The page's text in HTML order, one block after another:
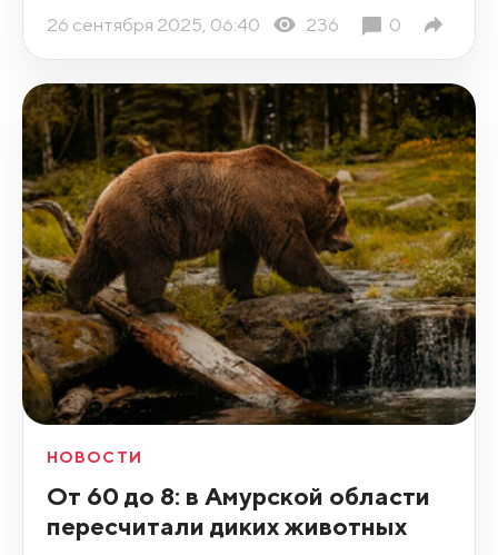
26 сентября 2025, 06:40 236 0
НОВОСТИ
От 60 до 8: в Амурской области
пересчитали диких животных